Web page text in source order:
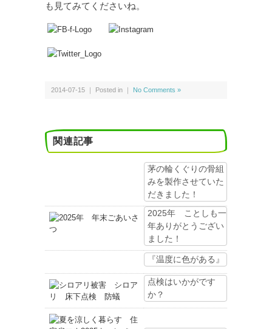
も見てみてくださいね。
2014-07-15 ｜ Posted in ｜ No Comments »
関連記事
茅の輪くぐりの骨組
みを製作させていた
だきました！
2025年 ことしも一
年ありがとうござい
ました！
『温度に色がある』
点検はいかがです
か？